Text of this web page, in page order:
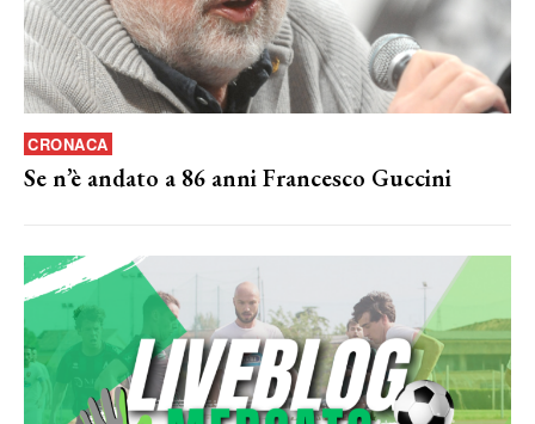
CRONACA
Se n’è andato a 86 anni Francesco Guccini